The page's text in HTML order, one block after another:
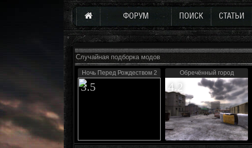
ФОРУМ ПОИСК СТАТЬИ
Случайная подборка модов
Ночь Перед Рождеством 2
3.5
Обречённый город
4.2